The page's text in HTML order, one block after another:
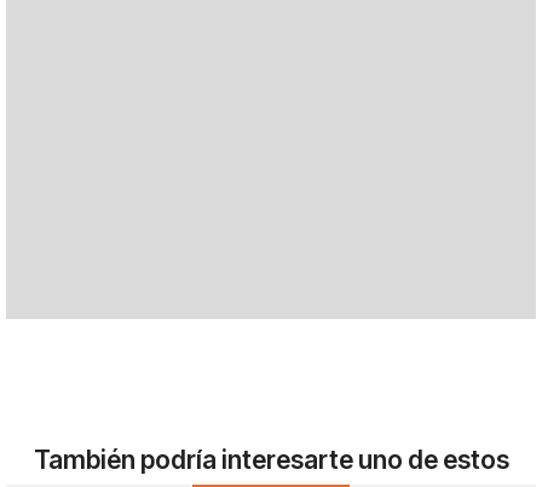
También podría interesarte uno de estos